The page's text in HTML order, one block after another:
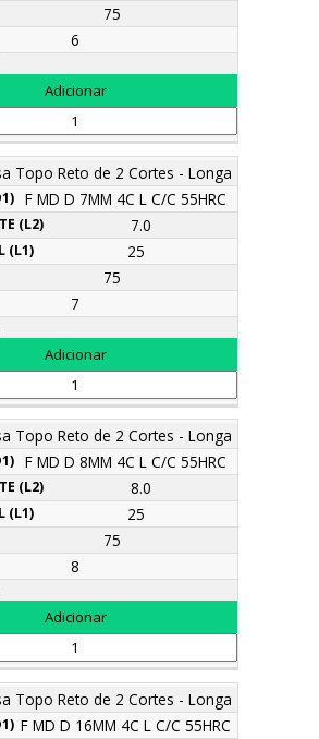
75
6
Topo Reto de 2 Cortes - Longa
F MD D 7MM 4C L C/C 55HRC
7.0
25
75
7
Topo Reto de 2 Cortes - Longa
F MD D 8MM 4C L C/C 55HRC
8.0
25
75
8
Topo Reto de 2 Cortes - Longa
F MD D 16MM 4C L C/C 55HRC